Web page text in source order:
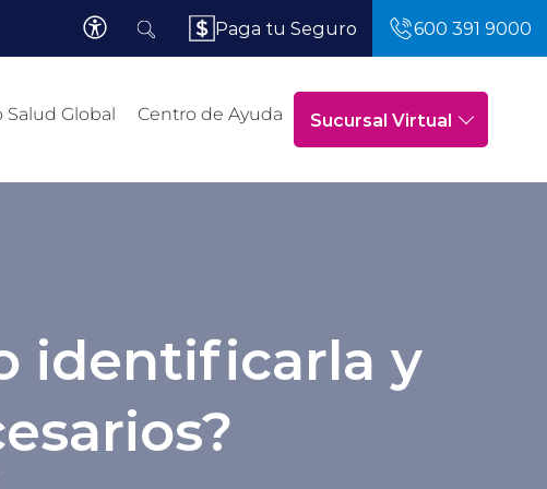
Paga tu Seguro
600 391 9000
Salud Global Centro de Ayuda Sucursal Virtual
identificarla y